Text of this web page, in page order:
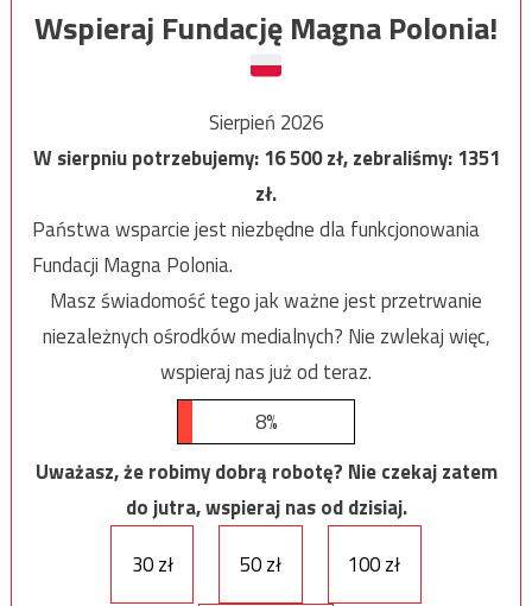
Wspieraj Fundację Magna Polonia!
Sierpień 2026
W sierpniu potrzebujemy:16 500zł, zebraliśmy:1351
zł.
Państwa wsparcie jest niezbędne dla funkcjonowania
Fundacji Magna Polonia.
Masz świadomość tego jak ważne jest przetrwanie
niezależnych ośrodków medialnych? Nie zwlekaj więc,
wspieraj nas już od teraz.
8%
Uważasz, że robimy dobrą robotę? Nie czekaj zatem
do jutra, wspieraj nas od dzisiaj.
30 zł
50 zł 100 zł